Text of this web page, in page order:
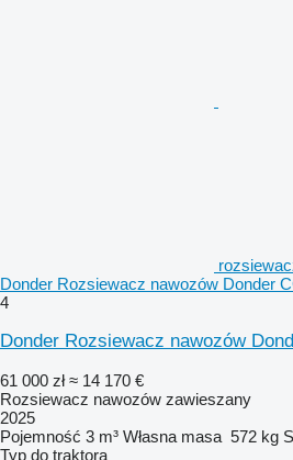
Donder Rozsiewacz nawozów Donder
4
Donder Rozsiewacz nawozów
61 000 zł ≈ 14 170 €
Rozsiewacz nawozów zawieszany
2025
Pojemność 3 m³ Własna masa 572 kg
Typ do traktora